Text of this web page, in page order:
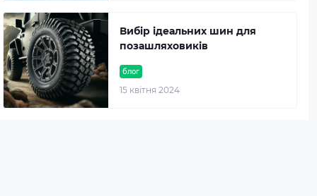
блог
15 квітня 2024
Вибір ідеальних шин для
позашляховиків